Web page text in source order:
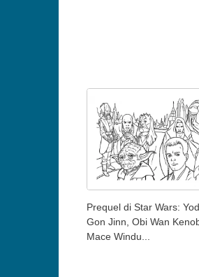
Prequel di Star Wars:
Gon Jinn, Obi Wan
Mace Windu...